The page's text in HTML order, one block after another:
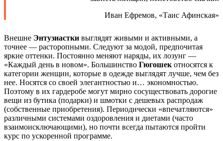
Иван Ефремов, «Таис Афинская»
Внешне Энтузиастки выглядят живыми и активными, а
точнее — расторопными. Следуют за модой, предпочитая
яркие оттенки. Постоянно меняют наряды, их лозунг —
«Каждый день в новом». Большинство Гюгошек относятся к
категории женщин, которые в одежде выглядят лучше, чем без
нее. Носятся со своей элегантностью и… экономностью.
Поэтому в их гардеробе могут мирно сосуществовать дорогие
вещи из бутика (подарки) и шмотки с дешевых распродаж
(собственные приобретения). Периодически «впечатляются»
различными системами оздоровления и диетами (часто
взаимоисключающими), но почти всегда пытаются пройти
курс по ускоренной программе.